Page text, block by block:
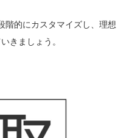
階的にカスタマイズし、理想
きましょう。